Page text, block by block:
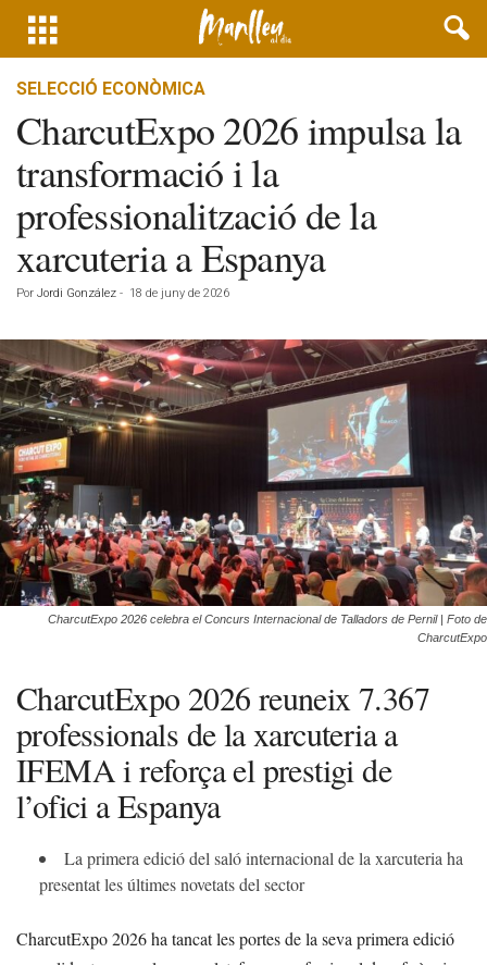
SELECCIÓ ECONÒMICA
CharcutExpo 2026 impulsa la
transformació i la
professionalització de la
xarcuteria a Espanya
Por Jordi González - 18 de juny de 2026
CharcutExpo 2026 celebra el Concurs Internacional de Talladors de Pernil | Foto de
CharcutExpo
CharcutExpo 2026 reuneix 7.367
professionals de la xarcuteria a
IFEMA i reforça el prestigi de
l’ofici a Espanya
La primera edició del saló internacional de la xarcuteria ha
presentat les últimes novetats del sector
CharcutExpo 2026 ha tancat les portes de la seva primera edició